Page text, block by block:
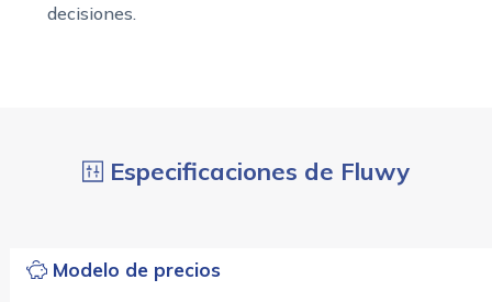
decisiones.
Especificaciones de Fluwy
Modelo de precios